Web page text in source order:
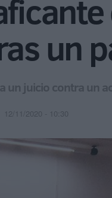
un
un juicio contra un
12/11/2020 - 10:30